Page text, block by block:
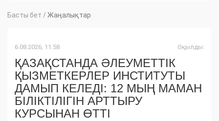
Басты бет / Жаңалықтар
6.08.2026, 11:58 Оқылды:
ҚАЗАҚСТАНДА ӘЛЕУМЕТТІК
ҚЫЗМЕТКЕРЛЕР ИНСТИТУТЫ
ДАМЫП КЕЛЕДІ: 12 МЫҢ МАМАН
БІЛІКТІЛІГІН АРТТЫРУ
КУРСЫНАН ӨТТІ